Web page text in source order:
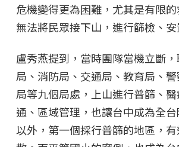
危機變得更為困難，尤其是有限的
無法將民眾接下山，進行篩檢、安
盧秀燕提到，當時團隊當機立斷
局、消防局、交通局、教育局、
局等九個局處，上山進行普篩、
通、區域管理，也讓台中成為全
以外，第一個採行普篩的地區，